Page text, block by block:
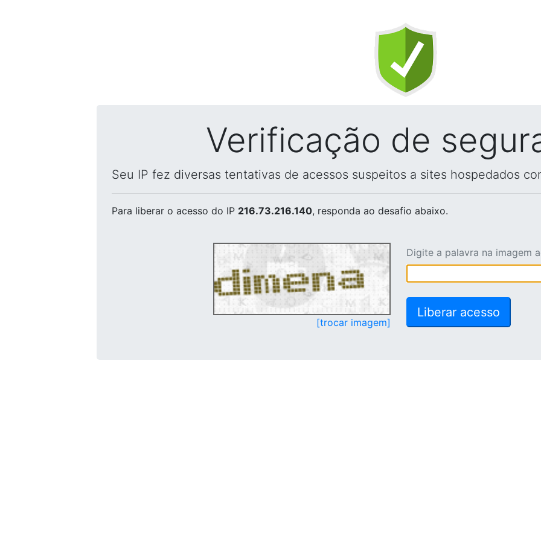
Verificação de
Seu IP fez diversas tentativas de acessos suspeitos a sites hospedados
Para liberar o acesso do IP 216.73.216.140, responda ao desafio abaixo.
[trocar imagem]
Digite a palavra na imagem